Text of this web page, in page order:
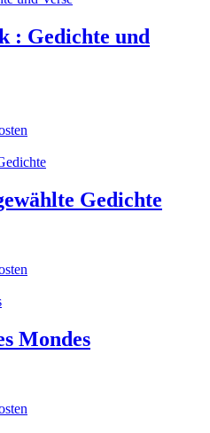
: Gedichte und
Gedichte
Mondes